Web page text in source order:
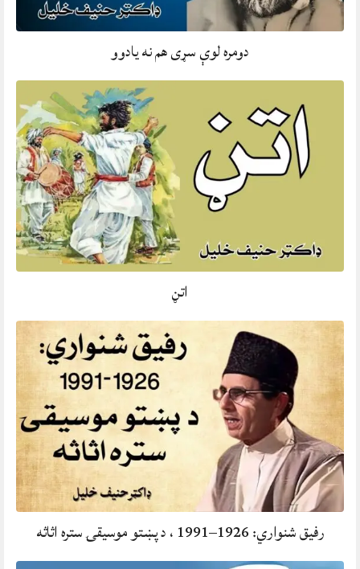
دومره لوې سړی هم نه يادوو
اتڼ
رفيق شنواري: 1926–1991 ، د پښتو موسيقۍ ستره اثاثه